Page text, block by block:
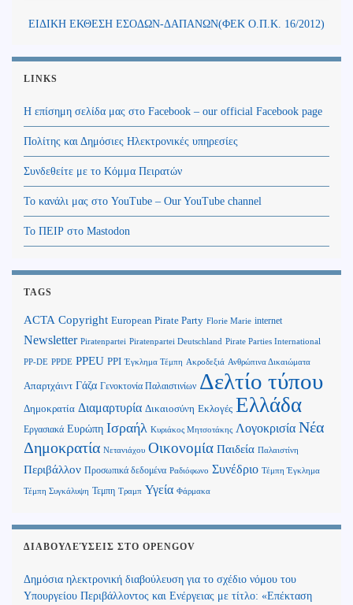
ΕΙΔΙΚΗ ΕΚΘΕΣΗ ΕΣΟΔΩΝ-ΔΑΠΑΝΩΝ(ΦΕΚ Ο.Π.Κ. 16/2012)
LINKS
Η επίσημη σελίδα μας στο Facebook – our official Facebook page
Πολίτης και Δημόσιες Ηλεκτρονικές υπηρεσίες
Συνδεθείτε με το Κόμμα Πειρατών
Το κανάλι μας στο YouTube – Our YouTube channel
Το ΠΕΙΡ στο Mastodon
TAGS
ACTA Copyright European Pirate Party Florie Marie internet
Newsletter Piratenpartei Piratenpartei Deutschland Pirate Parties International
PP-DE PPDE PPEU PPI Έγκλημα Τέμπη Ακροδεξιά Ανθρώπινα Δικαιώματα
Απαρτχάιντ Γάζα Γενοκτονία Παλαιστινίων Δελτίο τύπου
Δημοκρατία Διαμαρτυρία Δικαιοσύνη Εκλογές Ελλάδα
Εργασιακά Ευρώπη Ισραήλ Κυριάκος Μητσοτάκης Λογοκρισία Νέα
Δημοκρατία Νετανιάχου Οικονομία Παιδεία Παλαιστίνη
Περιβάλλον Προσωπικά δεδομένα Ραδιόφωνο Συνέδριο Τέμπη Έγκλημα
Τέμπη Συγκάλυψη Τεμπη Τραμπ Υγεία Φάρμακα
ΔΙΑΒΟΥΛΕΎΣΕΙΣ ΣΤΟ OPENGOV
Δημόσια ηλεκτρονική διαβούλευση για το σχέδιο νόμου του
Υπουργείου Περιβάλλοντος και Ενέργειας με τίτλο: «Επέκταση